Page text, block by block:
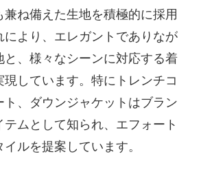
兼ね備えた生地を積極的に採用
により、エレガントでありなが
と、様々なシーンに対応する着
現しています。特にトレンチコ
ト、ダウンジャケットはブラン
テムとして知られ、エフォート
ルを提案しています。